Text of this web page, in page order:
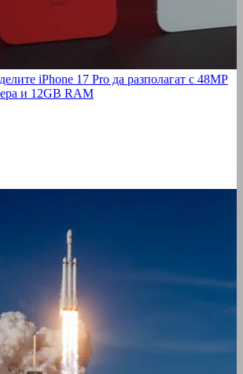
iPhone 17 Pro да разполагат с 48MP
и 12GB RAM